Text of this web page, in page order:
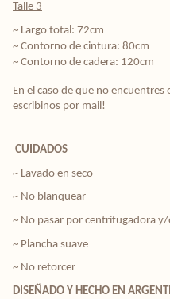
Talle 3
~ Largo total: 72cm
~ Contorno de cintura: 80cm
~ Contorno de cadera: 120cm
En el caso de que no
escribinos por mail!
CUIDADOS
~ Lavado en seco
~ No blanquear
~ No pasar por centrifugadora y/
~ Plancha suave
~ No retorcer
DISEÑADO Y HECHO EN